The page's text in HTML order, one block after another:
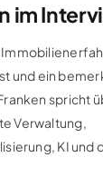
im
und ein
spricht
Verwaltung,
KI und